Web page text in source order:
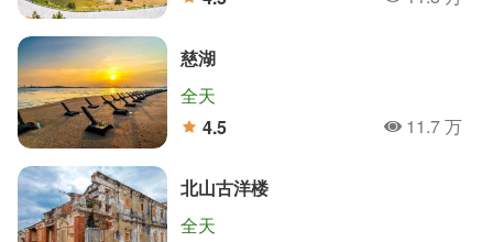
人氣
慈湖
全天
4.5
人氣11.7 万
北山古洋楼
全天